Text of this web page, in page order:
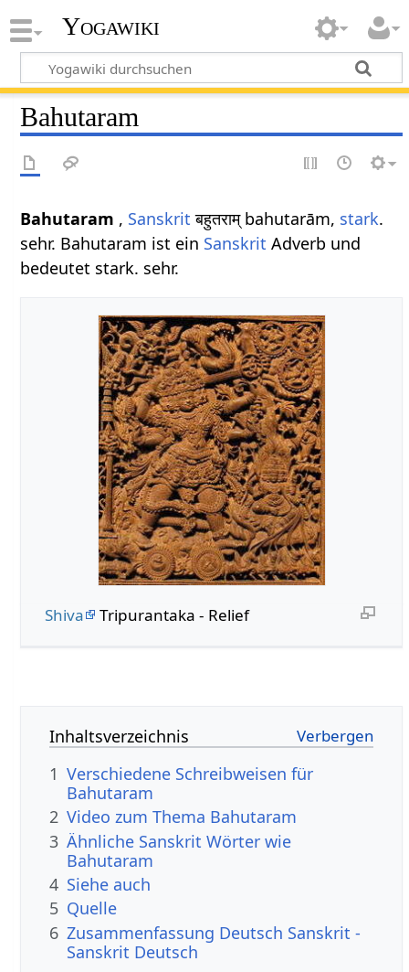
Yogawiki
Bahutaram
Bahutaram , Sanskrit बहुतराम् bahutarām, stark.
sehr. Bahutaram ist ein Sanskrit Adverb und
bedeutet stark. sehr.
Shiva Tripurantaka - Relief
Inhaltsverzeichnis
1 Verschiedene Schreibweisen für
Bahutaram
2 Video zum Thema Bahutaram
3 Ähnliche Sanskrit Wörter wie
Bahutaram
4 Siehe auch
5 Quelle
6 Zusammenfassung Deutsch Sanskrit -
Sanskrit Deutsch